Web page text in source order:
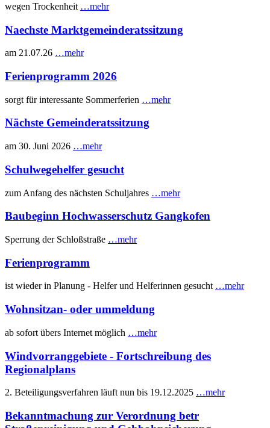
wegen Trockenheit …mehr
Naechste Marktgemeinderatssitzung
am 21.07.26 …mehr
Ferienprogramm 2026
sorgt für interessante Sommerferien …mehr
Nächste Gemeinderatssitzung
am 30. Juni 2026 …mehr
Schulwegehelfer gesucht
zum Anfang des nächsten Schuljahres …mehr
Baubeginn Hochwasserschutz Gangkofen
Sperrung der Schloßstraße …mehr
Ferienprogramm
ist wieder in Planung - Helfer und Helferinnen gesucht …mehr
Wohnsitzan- oder ummeldung
ab sofort übers Internet möglich …mehr
Windvorranggebiete - Fortschreibung des
Regionalplans
2. Beteiligungsverfahren läuft nun bis 19.12.2025 …mehr
Bekanntmachung zur Verordnung betr